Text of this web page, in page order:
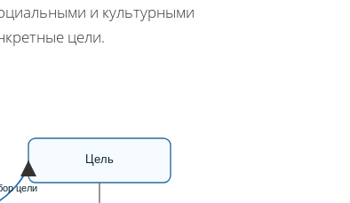
и культурными
цели.
Цель
цели